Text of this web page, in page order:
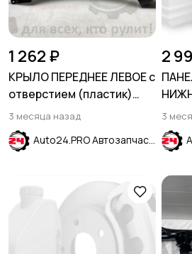
1 262 ₽
КРЫЛО ПЕРЕДНЕЕ ЛЕВОЕ с
отверстием (пластик)
HYUNDAI SOLARIS 2011-
2017
3 месяца назад
Auto24.PRO Автозапчасти
2
3